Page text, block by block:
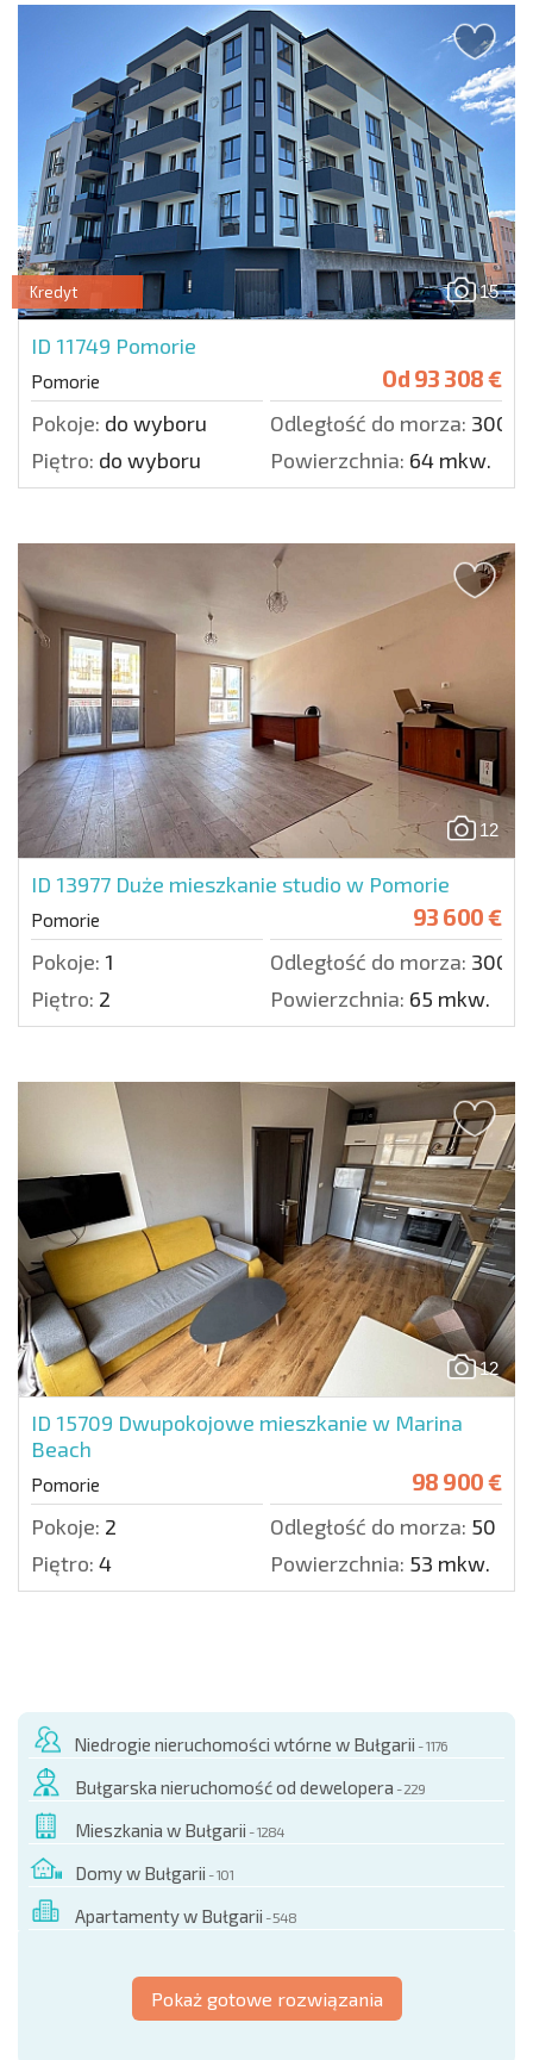
15
Kredyt
ID 11749 Pomorie
Pomorie Od 93 308 €
Pokoje: do wyboru Odległość do morza: 300
Piętro: do wyboru Powierzchnia: 64 mkw.
12
ID 13977 Duże mieszkanie studio w Pomorie
Pomorie 93 600 €
Pokoje: 1 Odległość do morza: 300
Piętro: 2 Powierzchnia: 65 mkw.
12
ID 15709 Dwupokojowe mieszkanie w Marina
Beach
Pomorie 98 900 €
Pokoje: 2 Odległość do morza: 50 m.
Piętro: 4 Powierzchnia: 53 mkw.
Niedrogie nieruchomości wtórne w Bułgarii - 1176
Bułgarska nieruchomość od dewelopera - 229
Mieszkania w Bułgarii - 1284
Domy w Bułgarii - 101
Apartamenty w Bułgarii - 548
Pokaż gotowe rozwiązania